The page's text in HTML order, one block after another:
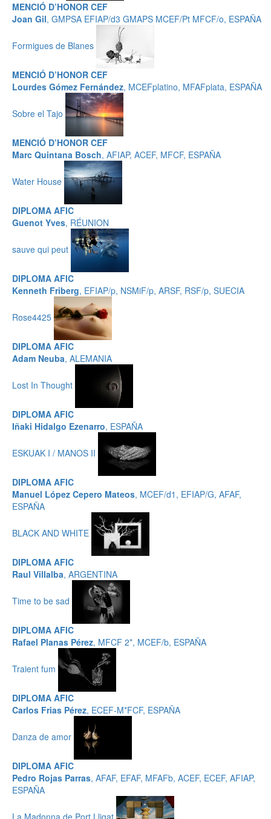
MENCIÓ D’HONOR CEF
Joan Gil, GMPSA EFIAP/d3 GMAPS MCEF/Pt MFCF/o, ESPAÑA
Formigues de Blanes
MENCIÓ D’HONOR CEF
Lourdes Gómez Fernández, MCEFplatino, MFAFplata, ESPAÑA
Sobre el Tajo
MENCIÓ D’HONOR CEF
Marc Quintana Bosch, AFIAP, ACEF, MFCF, ESPAÑA
Water House
DIPLOMA AFIC
Guenot Yves, RÉUNION
sauve qui peut
DIPLOMA AFIC
Kenneth Friberg, EFIAP/p, NSMiF/p, ARSF, RSF/p, SUECIA
Rose4425
DIPLOMA AFIC
Adam Neuba, ALEMANIA
Lost In Thought
DIPLOMA AFIC
Iñaki Hidalgo Ezenarro, ESPAÑA
ESKUAK I / MANOS II
DIPLOMA AFIC
Manuel López Cepero Mateos, MCEF/d1, EFIAP/G, AFAF,
ESPAÑA
BLACK AND WHITE
DIPLOMA AFIC
Raul Villalba, ARGENTINA
Time to be sad
DIPLOMA AFIC
Rafael Planas Pérez, MFCF 2*, MCEF/b, ESPAÑA
Traient fum
DIPLOMA AFIC
Carlos Frias Pérez, ECEF-M*FCF, ESPAÑA
Danza de amor
DIPLOMA AFIC
Pedro Rojas Parras, AFAF, EFAF, MFAFb, ACEF, ECEF, AFIAP,
ESPAÑA
La Madonna de Port Lligat